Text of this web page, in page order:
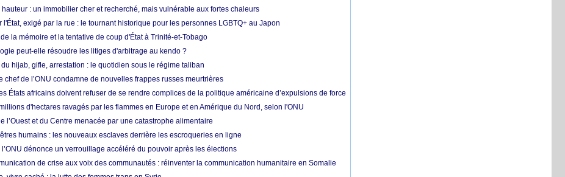
hauteur : un immobilier cher et recherché, mais vulnérable aux fortes chaleurs
l'État, exigé par la rue : le tournant historique pour les personnes LGBTQ+ au Japon
la mémoire et la tentative de coup d'État à Trinité-et-Tobago
peut-elle résoudre les litiges d'arbitrage au kendo ?
du hijab, gifle, arrestation : le quotidien sous le régime taliban
chef de l’ONU condamne de nouvelles frappes russes meurtrières
États africains doivent refuser de se rendre complices de la politique américaine d’expulsions de force
d'hectares ravagés par les flammes en Europe et en Amérique du Nord, selon l'ONU
l’Ouest et du Centre menacée par une catastrophe alimentaire
humains : les nouveaux esclaves derrière les escroqueries en ligne
l’ONU dénonce un verrouillage accéléré du pouvoir après les élections
de crise aux voix des communautés : réinventer la communication humanitaire en Somalie